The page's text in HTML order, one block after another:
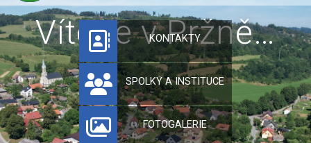
Vítejte v Pržně…
KONTAKTY
SPOLKY A INSTITUCE
FOTOGALERIE